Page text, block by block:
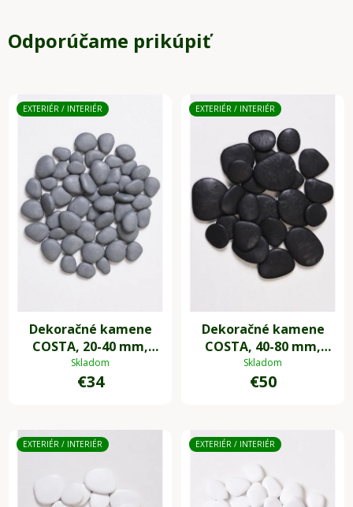
Odporúčame prikúpiť
EXTERIÉR / INTERIÉR
Dekoračné kamene
COSTA, 20-40 mm,
plast, sivá
Skladom
€34
EXTERIÉR / INTERIÉR
Dekoračné kamene
COSTA, 40-80 mm,
plast, čierna
Skladom
€50
EXTERIÉR / INTERIÉR EXTERIÉR / INTERIÉR